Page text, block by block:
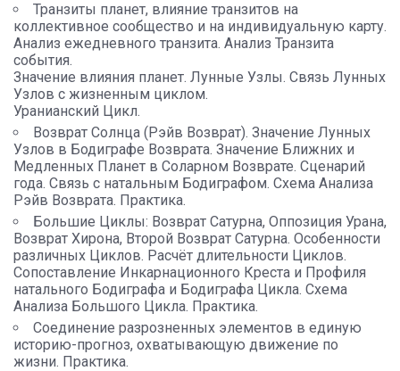
Транзиты планет, влияние транзитов на
коллективное сообщество и на индивидуальную карту.
Анализ ежедневного транзита. Анализ Транзита
события.
Значение влияния планет. Лунные Узлы. Связь Лунных
Узлов с жизненным циклом.
Уранианский Цикл.
Возврат Солнца (Рэйв Возврат). Значение Лунных
Узлов в Бодиграфе Возврата. Значение Ближних и
Медленных Планет в Соларном Возврате. Сценарий
года. Связь с натальным Бодиграфом. Схема Анализа
Рэйв Возврата. Практика.
Большие Циклы: Возврат Сатурна, Оппозиция Урана,
Возврат Хирона, Второй Возврат Сатурна. Особенности
различных Циклов. Расчёт длительности Циклов.
Сопоставление Инкарнационного Креста и Профиля
натального Бодиграфа и Бодиграфа Цикла. Схема
Анализа Большого Цикла. Практика.
Соединение разрозненных элементов в единую
историю-прогноз, охватывающую движение по
жизни. Практика.